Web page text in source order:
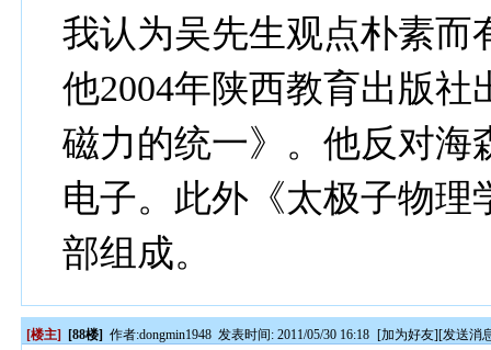
我认为吴先生观点朴素而
他2004年陕西教育出版
磁力的统一》。他反对海
电子。此外《太极子物理
部组成。
[楼主] [88楼] 作者:dongmin1948 发表时间: 2011/05/30 16:18 [加为好友][发送消